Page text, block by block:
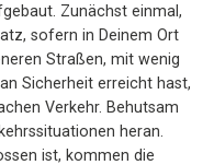
Zunächst einmal,
sofern in Deinem Ort
Straßen, mit wenig
Sicherheit erreicht hast,
Verkehr. Behutsam
heran.
ist, kommen die